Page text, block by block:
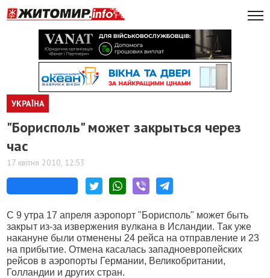
УКРАЇНА
"Борисполь" может закрыться через
час
17 квітня 2010, 12:53
С 9 утра 17 апреля аэропорт "Борисполь" может быть
закрыт из-за извержения вулкана в Исландии. Так уже
накануне были отменены 24 рейса на отправление и 23
на прибытие. Отмена касалась западноевропейских
рейсов в аэропорты Германии, Великобритании,
Голландии и других стран.